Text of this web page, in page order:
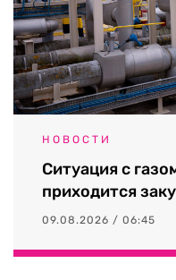
НОВОСТИ
Ситуация с
приходится
09.08.2026 / 06:45